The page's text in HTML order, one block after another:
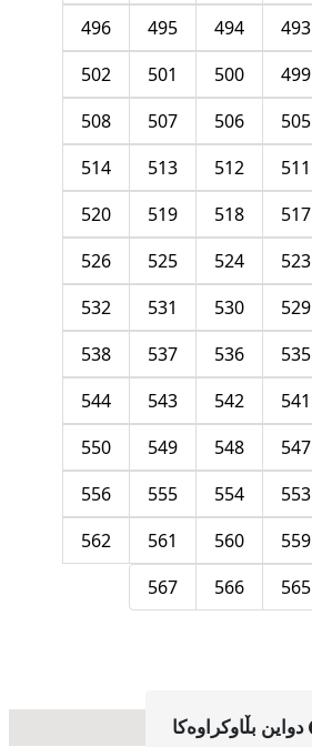
493
494
495
496
499
500
501
502
505
506
507
508
511
512
513
514
517
518
519
520
523
524
525
526
529
530
531
532
535
536
537
538
541
542
543
544
547
548
549
550
553
554
555
556
559
560
561
562
565
566
567
دواین بڵاوکراوه‌کا